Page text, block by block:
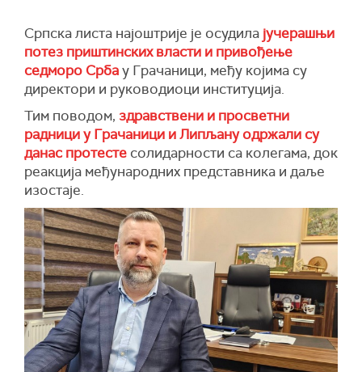
Српска листа најоштрије је осудила јучерашњи
потез приштинских власти и привођење
седморо Србау Грачаници, међу којима су
директори и руководиоци институција.
Тим поводом, здравствени и просветни
радници у Грачаници и Липљану одржали су
данас протесте солидарности са колегама, док
реакција међународних представника и даље
изостаје.